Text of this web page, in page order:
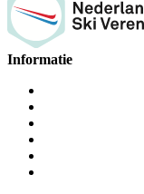
Informatie